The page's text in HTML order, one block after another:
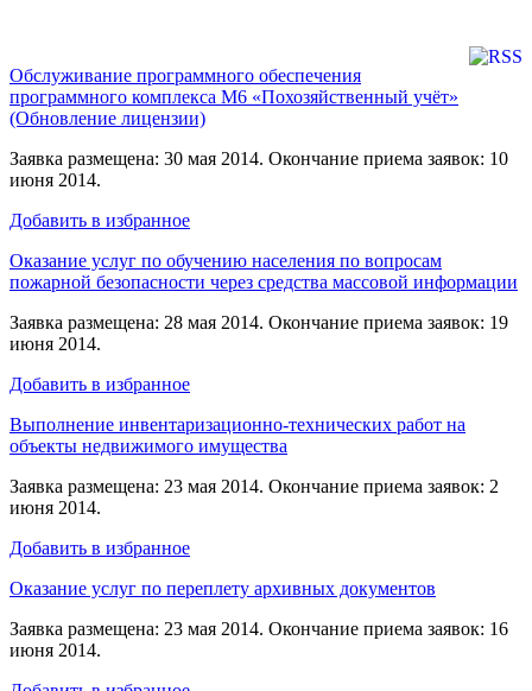
Обслуживание программного обеспечения
программного комплекса М6 «Похозяйственный учёт»
(Обновление лицензии)
Заявка размещена: 30 мая 2014. Окончание приема заявок: 10
июня 2014.
Добавить в избранное
Оказание услуг по обучению населения по вопросам
пожарной безопасности через средства массовой информации
Заявка размещена: 28 мая 2014. Окончание приема заявок: 19
июня 2014.
Добавить в избранное
Выполнение инвентаризационно-технических работ на
объекты недвижимого имущества
Заявка размещена: 23 мая 2014. Окончание приема заявок: 2
июня 2014.
Добавить в избранное
Оказание услуг по переплету архивных документов
Заявка размещена: 23 мая 2014. Окончание приема заявок: 16
июня 2014.